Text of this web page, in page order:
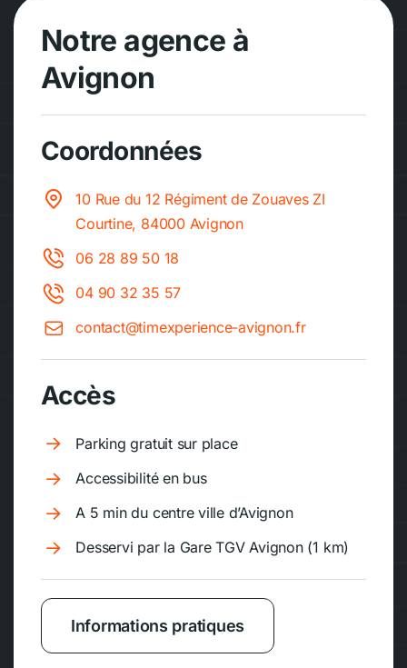
Notre agence à
Avignon
Coordonnées
10 Rue du 12 Régiment de Zouaves ZI
Courtine, 84000 Avignon
06 28 89 50 18
04 90 32 35 57
contact@timexperience-avignon.fr
Accès
Parking gratuit sur place
Accessibilité en bus
A 5 min du centre ville d’Avignon
Desservi par la Gare TGV Avignon (1 km)
Informations pratiques